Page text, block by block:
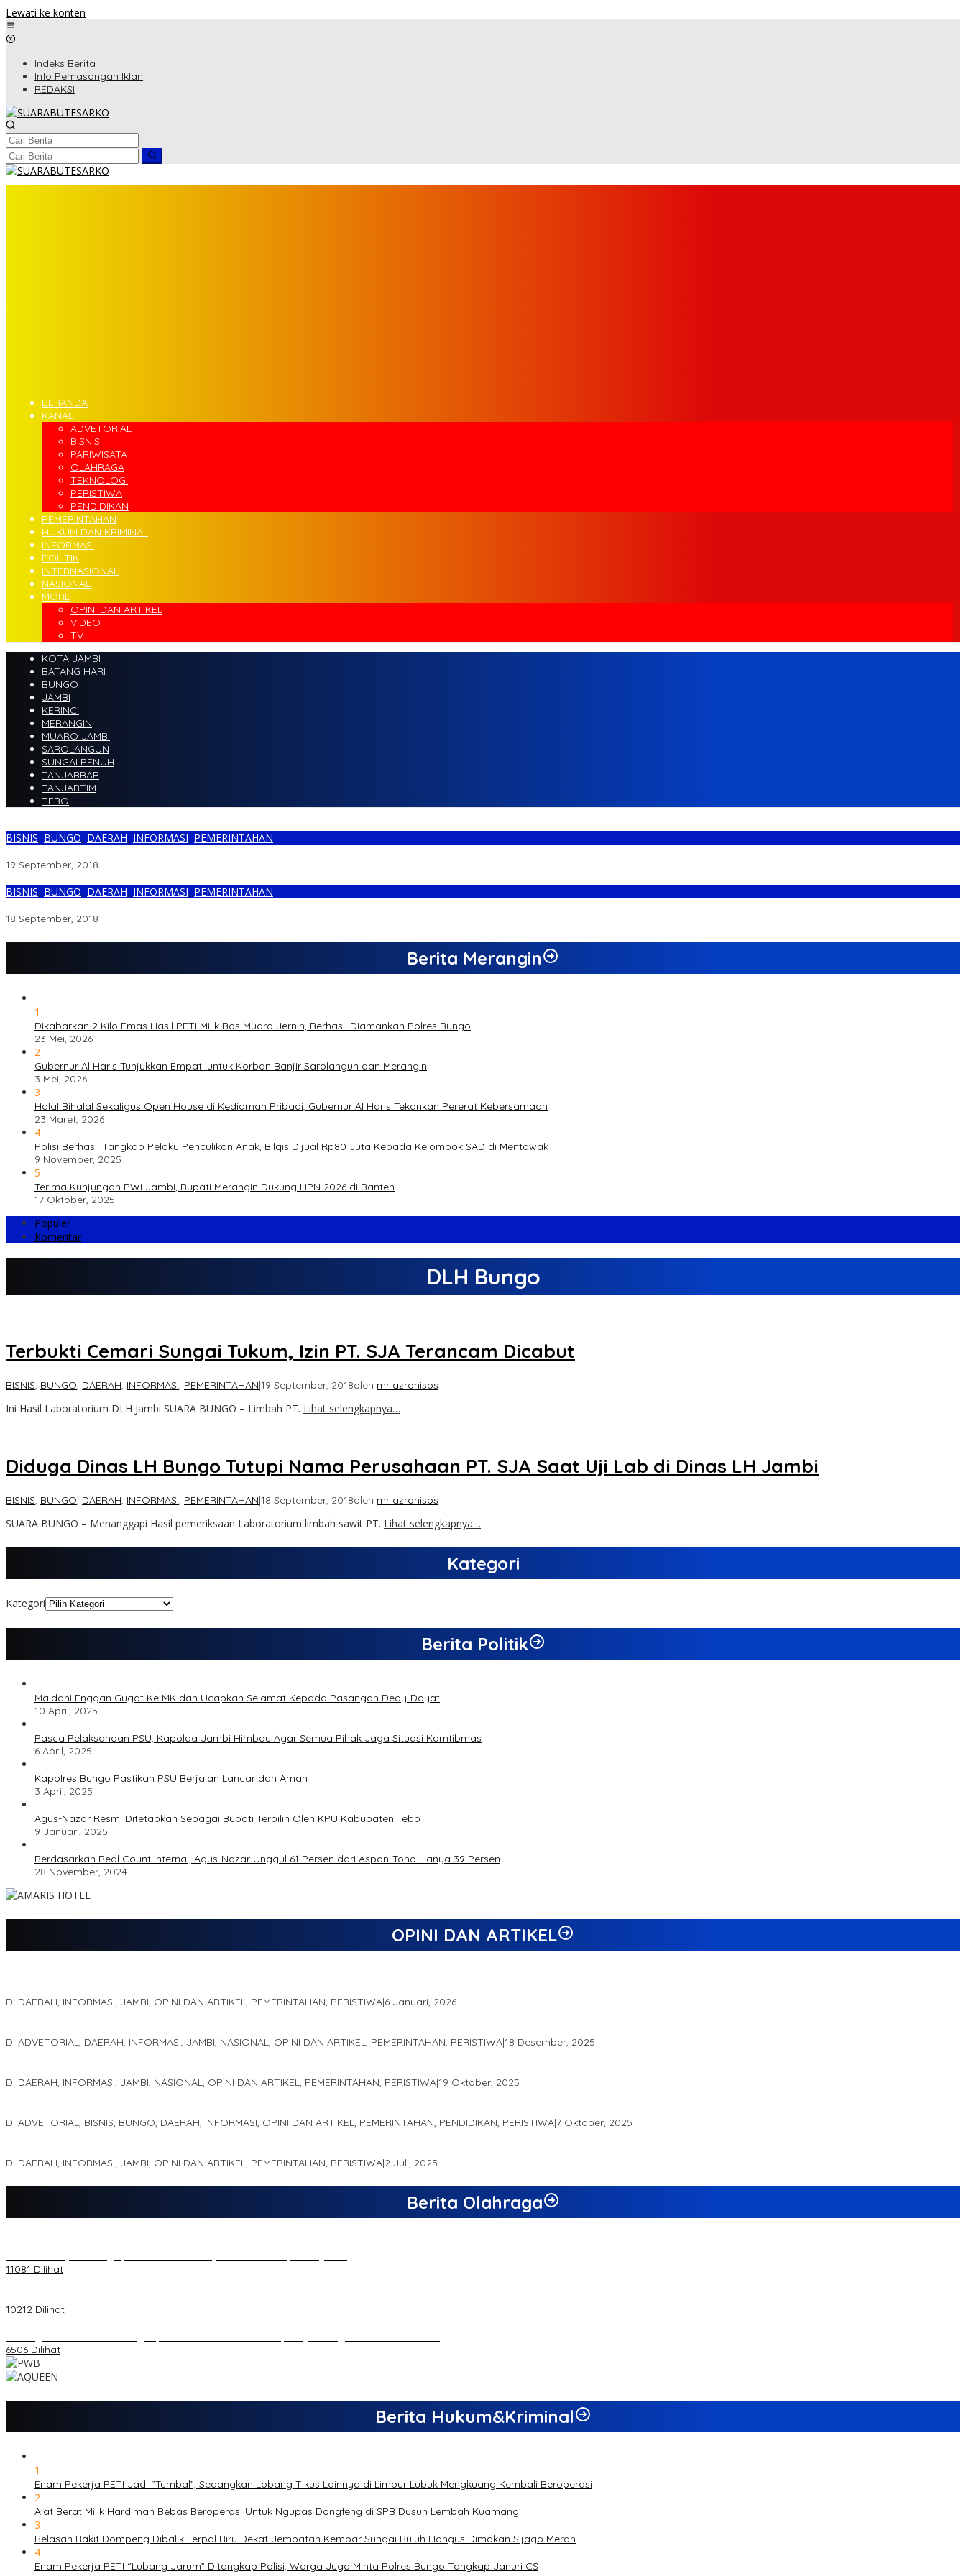
Lewati ke konten
Indeks Berita
Info Pemasangan Iklan
REDAKSI
BERANDA
KANAL
ADVETORIAL
BISNIS
PARIWISATA
OLAHRAGA
TEKNOLOGI
PERISTIWA
PENDIDIKAN
PEMERINTAHAN
HUKUM DAN KRIMINAL
INFORMASI
POLITIK
INTERNASIONAL
NASIONAL
MORE
OPINI DAN ARTIKEL
VIDEO
TV
KOTA JAMBI
BATANG HARI
BUNGO
JAMBI
KERINCI
MERANGIN
MUARO JAMBI
SAROLANGUN
SUNGAI PENUH
TANJABBAR
TANJABTIM
TEBO
BISNIS, BUNGO, DAERAH, INFORMASI, PEMERINTAHAN
19 September, 2018
BISNIS, BUNGO, DAERAH, INFORMASI, PEMERINTAHAN
18 September, 2018
Berita Merangin
1
Dikabarkan 2 Kilo Emas Hasil PETI Milik Bos Muara Jernih, Berhasil Diamankan Polres Bungo
23 Mei, 2026
2
Gubernur Al Haris Tunjukkan Empati untuk Korban Banjir Sarolangun dan Merangin
3 Mei, 2026
3
Halal Bihalal Sekaligus Open House di Kediaman Pribadi, Gubernur Al Haris Tekankan Pererat Kebersamaan
23 Maret, 2026
4
Polisi Berhasil Tangkap Pelaku Penculikan Anak, Bilqis Dijual Rp80 Juta Kepada Kelompok SAD di Mentawak
9 November, 2025
5
Terima Kunjungan PWI Jambi, Bupati Merangin Dukung HPN 2026 di Banten
17 Oktober, 2025
Populer
Komentar
DLH Bungo
Terbukti Cemari Sungai Tukum, Izin PT. SJA Terancam Dicabut
BISNIS, BUNGO, DAERAH, INFORMASI, PEMERINTAHAN|19 September, 2018oleh mr azronisbs
Ini Hasil Laboratorium DLH Jambi SUARA BUNGO – Limbah PT. Lihat selengkapnya…
Diduga Dinas LH Bungo Tutupi Nama Perusahaan PT. SJA Saat Uji Lab di Dinas LH Jambi
BISNIS, BUNGO, DAERAH, INFORMASI, PEMERINTAHAN|18 September, 2018oleh mr azronisbs
SUARA BUNGO – Menanggapi Hasil pemeriksaan Laboratorium limbah sawit PT. Lihat selengkapnya…
Kategori
Kategori
Berita Politik
Maidani Enggan Gugat Ke MK dan Ucapkan Selamat Kepada Pasangan Dedy-Dayat
10 April, 2025
Pasca Pelaksanaan PSU, Kapolda Jambi Himbau Agar Semua Pihak Jaga Situasi Kamtibmas
6 April, 2025
Kapolres Bungo Pastikan PSU Berjalan Lancar dan Aman
3 April, 2025
Agus-Nazar Resmi Ditetapkan Sebagai Bupati Terpilih Oleh KPU Kabupaten Tebo
9 Januari, 2025
Berdasarkan Real Count Internal, Agus-Nazar Unggul 61 Persen dari Aspan-Tono Hanya 39 Persen
28 November, 2024
OPINI DAN ARTIKEL
Di DAERAH, INFORMASI, JAMBI, OPINI DAN ARTIKEL, PEMERINTAHAN, PERISTIWA|6 Januari, 2026
Di ADVETORIAL, DAERAH, INFORMASI, JAMBI, NASIONAL, OPINI DAN ARTIKEL, PEMERINTAHAN, PERISTIWA|18 Desember, 2025
Di DAERAH, INFORMASI, JAMBI, NASIONAL, OPINI DAN ARTIKEL, PEMERINTAHAN, PERISTIWA|19 Oktober, 2025
Di ADVETORIAL, BISNIS, BUNGO, DAERAH, INFORMASI, OPINI DAN ARTIKEL, PEMERINTAHAN, PENDIDIKAN, PERISTIWA|7 Oktober, 2025
Di DAERAH, INFORMASI, JAMBI, OPINI DAN ARTIKEL, PEMERINTAHAN, PERISTIWA|2 Juli, 2025
Berita Olahraga
11081 Dilihat
10212 Dilihat
6506 Dilihat
Berita Hukum&Kriminal
1
Enam Pekerja PETI Jadi “Tumbal”, Sedangkan Lobang Tikus Lainnya di Limbur Lubuk Mengkuang Kembali Beroperasi
2
Alat Berat Milik Hardiman Bebas Beroperasi Untuk Ngupas Dongfeng di SPB Dusun Lembah Kuamang
3
Belasan Rakit Dompeng Dibalik Terpal Biru Dekat Jembatan Kembar Sungai Buluh Hangus Dimakan Sijago Merah
4
Enam Pekerja PETI “Lubang Jarum” Ditangkap Polisi, Warga Juga Minta Polres Bungo Tangkap Januri CS